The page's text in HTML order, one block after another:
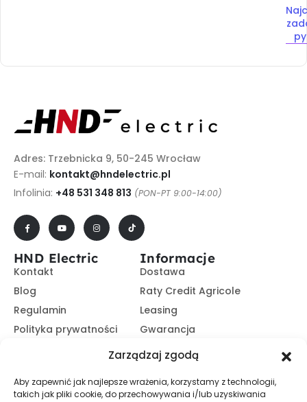
Zarządzaj zgodą
Aby zapewnić jak najlepsze wrażenia, korzystamy z technologii,
takich jak pliki cookie, do przechowywania i/lub uzyskiwania
Adres: Trzebnicka 9, 50-245 Wrocław
E-mail: kontakt@hndelectric.pl
Infolinia: +48 531 348 813 (PON-PT 9:00-14:00)
HND Electric
Kontakt
Blog
Regulamin
Polityka prywatności
Informacje
Dostawa
Raty Credit Agricole
Leasing
Gwarancja
14 dni na zwrot
Program partnerski